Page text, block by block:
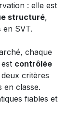
: elle est
structuré,
en SVT.
chaque
contrôlée
deux critères
en classe.
fiables et